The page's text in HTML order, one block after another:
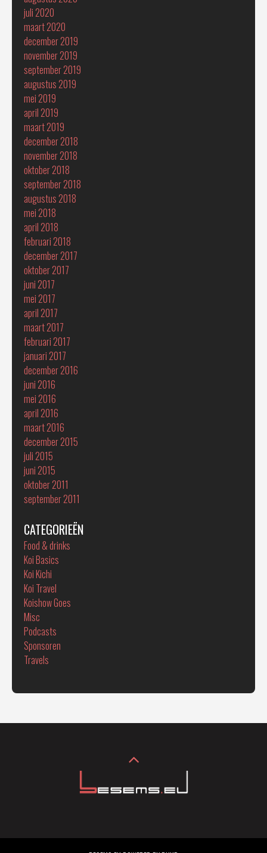
juli 2020
maart 2020
december 2019
november 2019
september 2019
augustus 2019
mei 2019
april 2019
maart 2019
december 2018
november 2018
oktober 2018
september 2018
augustus 2018
mei 2018
april 2018
februari 2018
december 2017
oktober 2017
juni 2017
mei 2017
april 2017
maart 2017
februari 2017
januari 2017
december 2016
juni 2016
mei 2016
april 2016
maart 2016
december 2015
juli 2015
juni 2015
oktober 2011
september 2011
CATEGORIEËN
Food & drinks
Koi Basics
Koi Kichi
Koi Travel
Koishow Goes
Misc
Podcasts
Sponsoren
Travels